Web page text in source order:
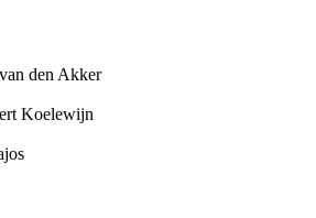
den Akker
Koelewijn